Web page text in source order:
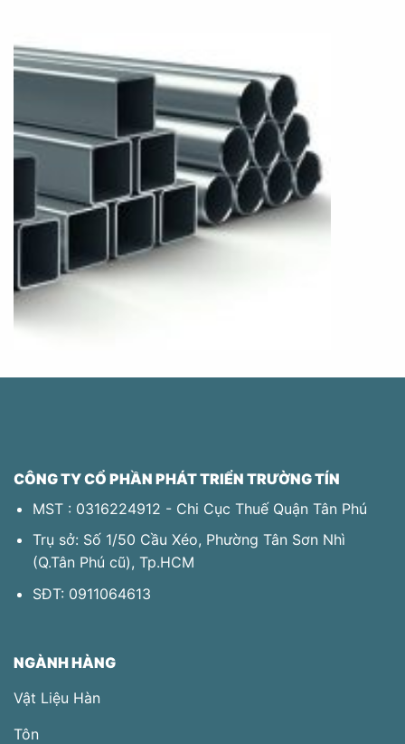
CÔNG TY CỔ PHẦN PHÁT TRIỂN TRƯỜNG TÍN
MST : 0316224912 - Chi Cục Thuế Quận Tân Phú
Trụ sở: Số 1/50 Cầu Xéo, Phường Tân Sơn Nhì
(Q.Tân Phú​ cũ), Tp.HCM
SĐT: 0911064613
NGÀNH HÀNG
Vật Liệu Hàn
Tôn